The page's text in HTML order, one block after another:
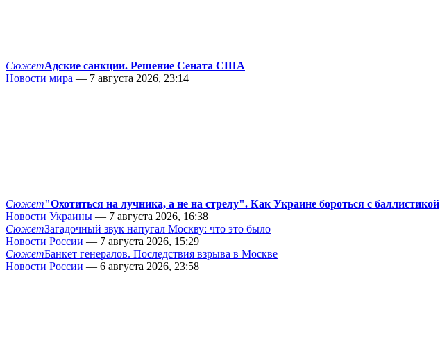
СюжетАдские санкции. Решение Сената США
Новости мира — 7 августа 2026, 23:14
Сюжет"Охотиться на лучника, а не на стрелу". Как Украине бороться с баллистикой
Новости Украины — 7 августа 2026, 16:38
СюжетЗагадочный звук напугал Москву: что это было
Новости России — 7 августа 2026, 15:29
СюжетБанкет генералов. Последствия взрыва в Москве
Новости России — 6 августа 2026, 23:58